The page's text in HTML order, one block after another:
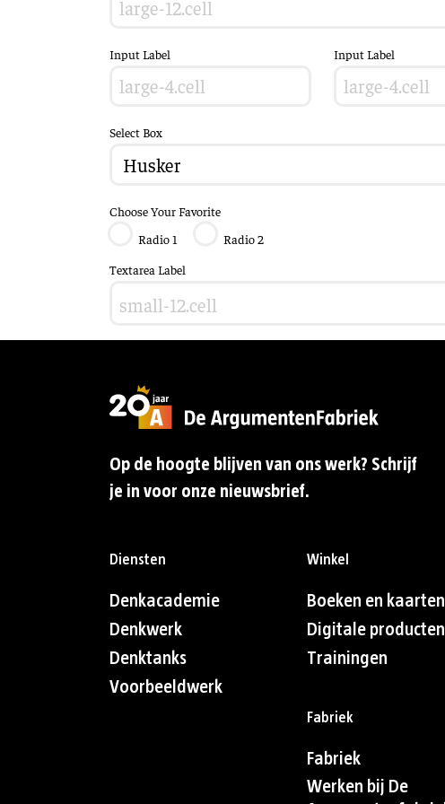
Input Label Input Label
Select Box
Choose Your Favorite
Radio 1
Radio 2
Textarea Label
Op de hoogte blijven van ons werk? Schrijf
je in voor onze nieuwsbrief.
Diensten
Denkacademie
Denkwerk
Denktanks
Voorbeeldwerk
Winkel
Boeken en kaarten
Digitale producten
Trainingen
Fabriek
Fabriek
Werken bij De